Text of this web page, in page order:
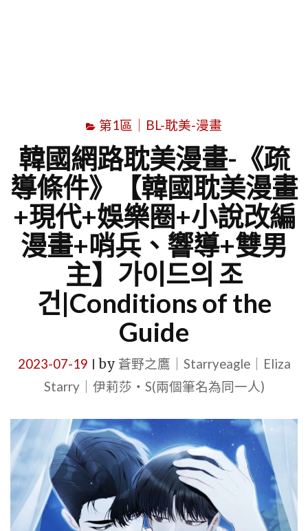
第1區｜BL-耽美-漫畫
韓國網路耽美漫畫-《疏
導條件》【韓國耽美漫畫
+現代+娛樂圈+小說改編
漫畫+哨兵、響導+雙男
主】가이드의 조
건|Conditions of the
Guide
2023-07-19 by 蒼野之鷹｜Starryeagle｜Eliza
Starry｜伊莉莎・S(兩個筆名為同一人)